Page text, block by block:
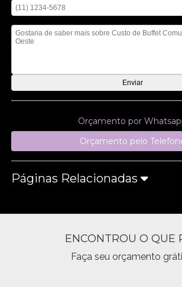
Orçamento por
Orçamento pelo
Páginas Relacionadas
ENCONTROU O QUE
Faça seu orçamento